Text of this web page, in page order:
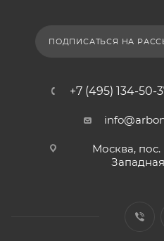
ПОДПИСАТЬСЯ НА
+7 (495) 134-50-
Москва, пос.